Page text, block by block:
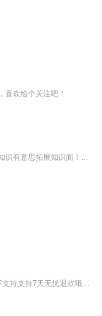
喜欢给个关注吧！